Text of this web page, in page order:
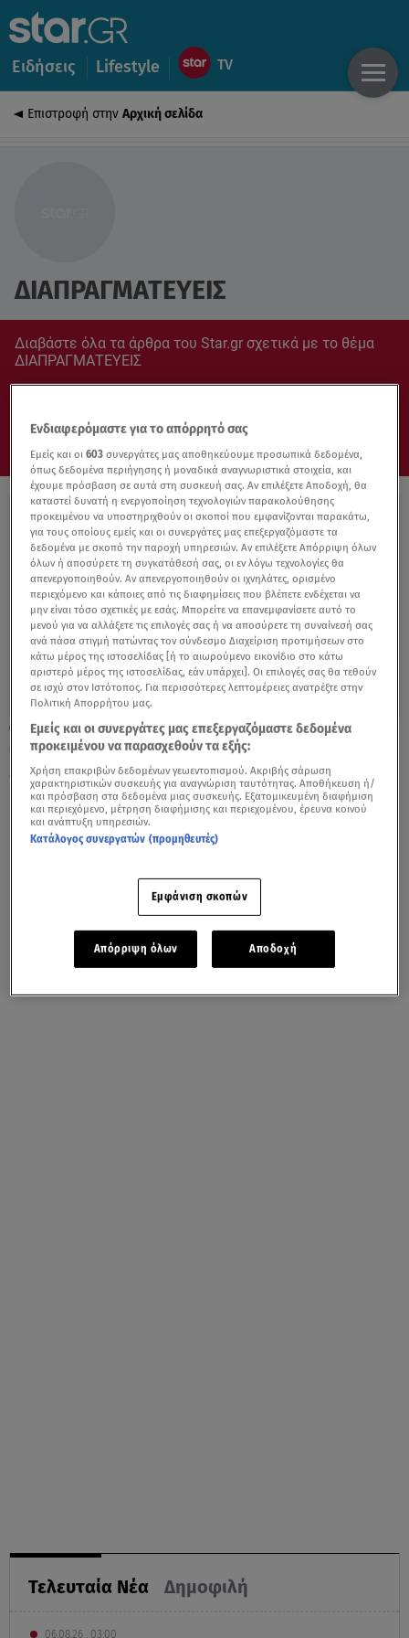
Ειδήσεις Lifestyle
Επιστροφή στην Αρχική σελίδα
ΔΙΑΠΡΑΓΜΑΤΕΥΕΙΣ
Διαβάστε όλα τα άρθρα του Star.gr σχετικά με το θέμα
ΔΙΑΠΡΑΓΜΑΤΕΥΕΙΣ
29.03.22, 17:19
Ουκρανία:«Οι συνομιλίες στην Τουρκία
είχαν τη μεγαλύτερη πρόοδο μέχρι τώρα»
Τελευταία Νέα Δημοφιλή
06.08.26 , 03:00
Ενδιαφερόμαστε για το απόρρητό σας
Εμείς και οι603 συνεργάτες μας αποθηκεύουμε προσωπικά δεδομένα,
όπως δεδομένα περιήγησης ή μοναδικά αναγνωριστικά στοιχεία, και
έχουμε πρόσβαση σε αυτά στη συσκευή σας. Αν επιλέξετε Αποδοχή, θα
καταστεί δυνατή η ενεργοποίηση τεχνολογιών παρακολούθησης
προκειμένου να υποστηριχθούν οι σκοποί που εμφανίζονται παρακάτω,
για τους οποίους εμείς και οι συνεργάτες μας επεξεργαζόμαστε τα
δεδομένα με σκοπό την παροχή υπηρεσιών. Αν επιλέξετε Απόρριψη όλων
όλων ή αποσύρετε τη συγκατάθεσή σας, οι εν λόγω τεχνολογίες θα
απενεργοποιηθούν. Αν απενεργοποιηθούν οι ιχνηλάτες, ορισμένο
περιεχόμενο και κάποιες από τις διαφημίσεις που βλέπετε ενδέχεται να
μην είναι τόσο σχετικές με εσάς. Μπορείτε να επανεμφανίσετε αυτό το
μενού για να αλλάξετε τις επιλογές σας ή να αποσύρετε τη συναίνεσή σας
ανά πάσα στιγμή πατώντας τον σύνδεσμο Διαχείριση προτιμήσεων στο
κάτω μέρος της ιστοσελίδας [ή το αιωρούμενο εικονίδιο στο κάτω
αριστερό μέρος της ιστοσελίδας, εάν υπάρχει]. Οι επιλογές σας θα τεθούν
σε ισχύ στον Ιστότοπος. Για περισσότερες λεπτομέρειες ανατρέξτε στην
Πολιτική Απορρήτου μας.
Εμείς και οι συνεργάτες μας επεξεργαζόμαστε δεδομένα
προκειμένου να παρασχεθούν τα εξής:
Χρήση επακριβών δεδομένων γεωεντοπισμού. Ακριβής σάρωση
χαρακτηριστικών συσκευής για αναγνώριση ταυτότητας. Αποθήκευση ή/
και πρόσβαση στα δεδομένα μιας συσκευής. Εξατομικευμένη διαφήμιση
και περιεχόμενο, μέτρηση διαφήμισης και περιεχομένου, έρευνα κοινού
και ανάπτυξη υπηρεσιών.
Κατάλογος συνεργατών (προμηθευτές)
Εμφάνιση σκοπών
Απόρριψη όλων Αποδοχή